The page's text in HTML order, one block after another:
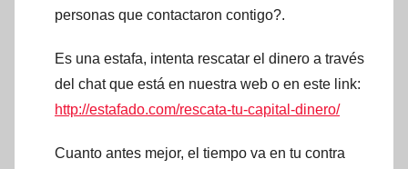
personas que contactaron contigo?.
Es una estafa, intenta rescatar el dinero a través
del chat que está en nuestra web o en este link:
http://estafado.com/rescata-tu-capital-dinero/
Cuanto antes mejor, el tiempo va en tu contra